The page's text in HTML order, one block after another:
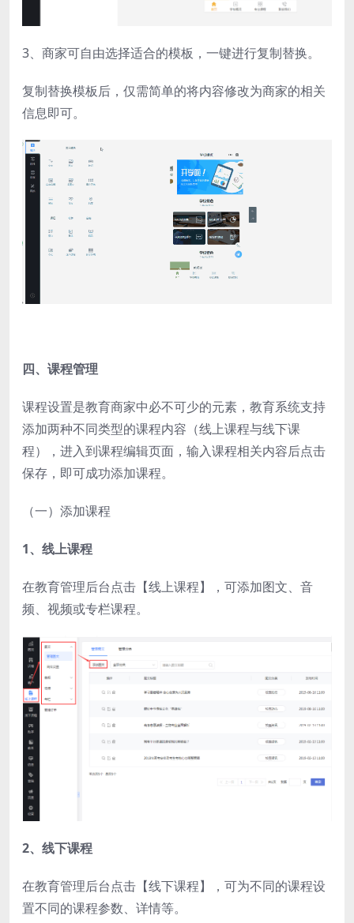
3、商家可自由选择适合的模板，一键进行复制替换。
复制替换模板后，仅需简单的将内容修改为商家的相关
信息即可。
四、课程管理
课程设置是教育商家中必不可少的元素，教育系统支持
添加两种不同类型的课程内容（线上课程与线下课
程），进入到课程编辑页面，输入课程相关内容后点击
保存，即可成功添加课程。
（一）添加课程
1、线上课程
在教育管理后台点击【线上课程】，可添加图文、音
频、视频或专栏课程。
2、线下课程
在教育管理后台点击【线下课程】，可为不同的课程设
置不同的课程参数、详情等。